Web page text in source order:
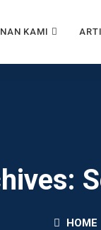
KAMI
HOME